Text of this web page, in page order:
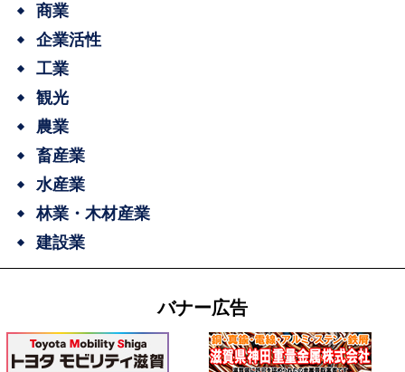
商業
企業活性
工業
観光
農業
畜産業
水産業
林業・木材産業
建設業
バナー広告